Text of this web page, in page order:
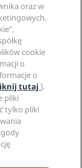
oraz w
cookie
o
o
tutaj].
pliki
tylko pliki